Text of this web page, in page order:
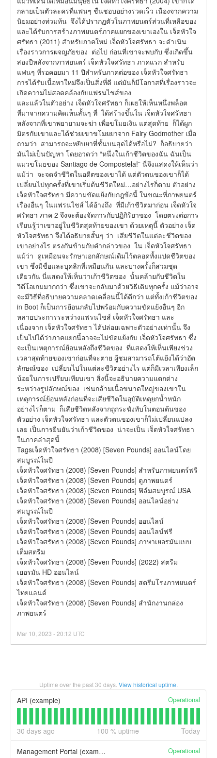
กลายเป็นตัวละครที่แฟนๆ ชื่นชอบอย่างรวดเร็ว เนื่องจากความ
นิยมอย่างท่วมท้น  จึงได้ปรากฏตัวในภาพยนตร์ส่วนที่เหลือของ
และได้รับการสร้างภาพยนตร์ภาคแยกของเขาเองใน เจ็ดหัวใจ
ศรัทธา (2011) สำหรับภาคใหม่ เจ็ดหัวใจศรัทธา จะดำเนิน
เรื่องราวการผจญภัยของ  ต่อไป ก่อนที่เขาจะพบกับ ซึ่งเกิดขึ้น
สองปีหลังจากภาพยนตร์ เจ็ดหัวใจศรัทธา ภาคแรก สำหรับ
แฟนๆ ที่รอคอยมา 11 ปีสำหรับภาคต่อของ เจ็ดหัวใจศรัทธา
การได้รับเนื้อหาใหม่จึงเป็นสิ่งที่ดี แต่มันก็มีโอกาสที่เรื่องราวจะ
เกิดความไม่สอดคล้องกับแฟรนไชส์ของ
และแล้วในตัวอย่าง เจ็ดหัวใจศรัทธา ก็เผยให้เห็นหนึ่งพล็อต
ที่มาจากความคิดเห็นสั้นๆ ที่  ได้สร้างขึ้นใน เจ็ดหัวใจศรัทธา
หลังจากที่เขาพยายามจะฆ่า เพื่อขโมยเงิน แต่สุดท้าย  ก็ได้ผูก
มิตรกับเขาและได้ช่วยเขาขโมยยาจาก Fairy Godmother เมื่อ
ถามว่า  สามารถจะหยิบยาที่ชั้นบนสุดได้หรือไม่?  ก็อธิบายว่า
มันไม่เป็นปัญหา โดยอวดว่า “หนึ่งในเก้าชีวิตของฉัน ฉันเป็น
แมวขโมยของ Santiago de Compostela!” นี่จึงแสดงให้เห็นว่า
แม้ว่า  จะจดจำชีวิตในอดีตของเขาได้ แต่ตัวตนของเขาก็ได้
เปลี่ยนไปทุกครั้งที่เขาเริ่มต้นชีวิตใหม่…อย่างไรก็ตาม ตัวอย่าง
เจ็ดหัวใจศรัทธา มีความขัดแย้งกับกฎข้อนี้ ในขณะที่ภาพยนตร์
เรื่องอื่นๆ ในแฟรนไชส์ ได้อ้างถึง  ที่มีเก้าชีวิตมาก่อน เจ็ดหัวใจ
ศรัทธา ภาค 2 จึงจะต้องจัดการกับปฏิกิริยาของ  โดยตรงต่อการ
เรียนรู้ว่าเขาอยู่ในชีวิตสุดท้ายของเขา ด้วยเหตุนี้ ตัวอย่าง เจ็ด
หัวใจศรัทธา จึงได้อธิบายสั้นๆ ว่า  เสียชีวิตในแต่ละชีวิตของ
เขาอย่างไร ตรงกันข้ามกับคำกล่าวของ  ใน เจ็ดหัวใจศรัทธา
แม้ว่า  ดูเหมือนจะรักษาเอกลักษณ์เดิมไว้ตลอดทั้งแปดชีวิตของ
เขา ซึ่งมีชื่อและบุคลิกที่เหมือนกัน และบางครั้งก็สวมชุด
เดียวกัน นี่แสดงให้เห็นว่าเก้าชีวิตของ  นั้นคล้ายกับชีวิตใน
วิดีโอเกมมากกว่า ซึ่งเขาจะกลับมาด้วยวิธีเดิมทุกครั้ง แม้ว่าอาจ
จะมีวิธีที่อธิบายความคลาดเคลื่อนนี้ได้ดีกว่า แต่ทั้งเก้าชีวิตของ
in Boot ก็เป็นการย้อนกลับไปพร้อมกับความขัดแย้งอื่นๆ อีก
หลายประการระหว่างแฟรนไชส์ เจ็ดหัวใจศรัทธา และ
เนื่องจาก เจ็ดหัวใจศรัทธา ได้ปล่อยเฉพาะตัวอย่างเท่านั้น จึง
เป็นไปได้ว่าภาคแยกนี้อาจจะไม่ขัดแย้งกับ เจ็ดหัวใจศรัทธา ซึ่ง
จะเป็นเหตุการณ์ย้อนหลังถึงชีวิตของ  ที่แสดงให้เห็นเพียงช่วง
เวลาสุดท้ายของเขาก่อนที่จะตาย ผู้ชมสามารถโต้แย้งได้ว่าอัต
ลักษณ์ของ  เปลี่ยนไปในแต่ละชีวิตอย่างไร แต่ก็มีเวลาเพียงเล็ก
น้อยในการเปรียบเทียบเขา สิ่งนี้จะอธิบายความแตกต่าง
ระหว่างรูปลักษณ์ของ  เช่นกล้ามเนื้อขนาดใหญ่ของเขาใน
เหตุการณ์ย้อนหลังก่อนที่จะเสียชีวิตในอุบัติเหตุยกน้ำหนัก
อย่างไรก็ตาม  ก็เสียชีวิตหลังจากถูกระฆังทับในตอนต้นของ
ตัวอย่าง เจ็ดหัวใจศรัทธา และตัวตนของเขาก็ไม่เปลี่ยนแปลง
เลย เป็นการยืนยันว่าเก้าชีวิตของ  น่าจะเป็น เจ็ดหัวใจศรัทธา
ในภาคล่าสุดนี้
Tagsเจ็ดหัวใจศรัทธา (2008) [Seven Pounds] ออนไลน์โดย
สมบูรณ์ในปี
เจ็ดหัวใจศรัทธา (2008) [Seven Pounds] สำหรับภาพยนตร์ฟรี
เจ็ดหัวใจศรัทธา (2008) [Seven Pounds] ดูภาพยนตร์
เจ็ดหัวใจศรัทธา (2008) [Seven Pounds] ฟิล์มสมบูรณ์ USA
เจ็ดหัวใจศรัทธา (2008) [Seven Pounds] ออนไลน์อย่าง
สมบูรณ์ในปี
เจ็ดหัวใจศรัทธา (2008) [Seven Pounds] ออนไลน์
เจ็ดหัวใจศรัทธา (2008) [Seven Pounds] ออนไลน์ฟรี
เจ็ดหัวใจศรัทธา (2008) [Seven Pounds] ภาษาเยอรมันแบบ
เต็มสตรีม
เจ็ดหัวใจศรัทธา (2008) [Seven Pounds] (2022) สตรีม
เยอรมัน HD ออนไลน์
เจ็ดหัวใจศรัทธา (2008) [Seven Pounds] สตรีมโรงภาพยนตร์
ไทยแลนด์
เจ็ดหัวใจศรัทธา (2008) [Seven Pounds] สํานักงานกล่อง
ภาพยนตร์
Mar 10 ,2023 -20:12 UTC
Uptime over the past30 days. View historical uptime.
API (example) Operational
30 days ago 100 % uptime Today
Management Portal (example) Operational